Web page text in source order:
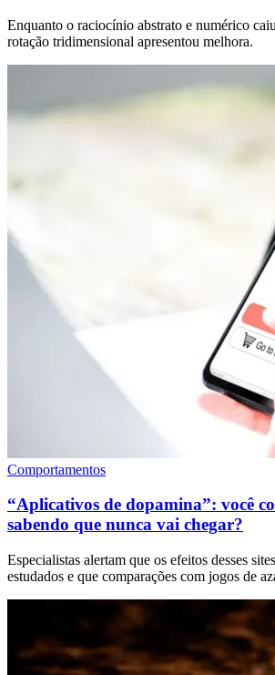
Enquanto o raciocínio abstrato e numérico
rotação tridimensional apresentou melhora.
Comportamentos
“Aplicativos de dopamina”: você
sabendo que nunca vai chegar?
Especialistas alertam que os efeitos desses
estudados e que comparações com jogos de